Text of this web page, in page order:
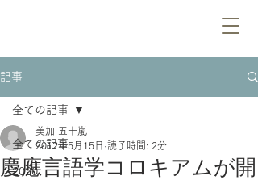
記事
全ての記事
2020
全ての記事
慶應言語学コロキアムが開
美加 五十嵐
2012年5月15日 読了時間: 2分